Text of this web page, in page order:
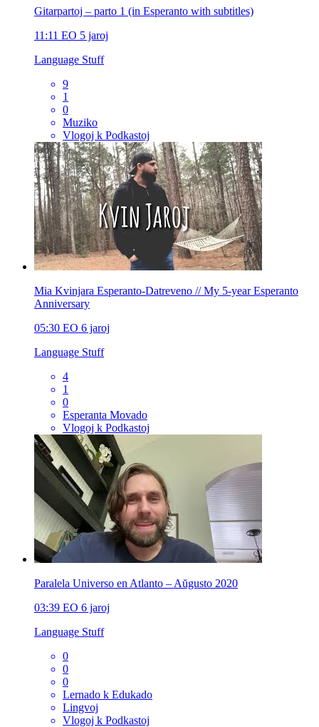
Gitarpartoj – parto 1 (in Esperanto with subtitles)
11:11 EO 5 jaroj
Language Stuff
9
1
0
Muziko
Vlogoj k Podkastoj
Mia Kvinjara Esperanto-Datreveno // My 5-year Esperanto
Anniversary
05:30 EO 6 jaroj
Language Stuff
4
1
0
Esperanta Movado
Vlogoj k Podkastoj
Paralela Universo en Atlanto – Aŭgusto 2020
03:39 EO 6 jaroj
Language Stuff
0
0
0
Lernado k Edukado
Lingvoj
Vlogoj k Podkastoj